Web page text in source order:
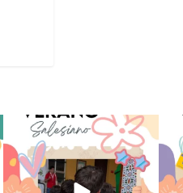
No hay verano sin que sea
Salesiano ❤️💫 en Luz 4...
194 0